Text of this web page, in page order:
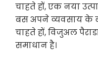
चाहते हों, एक नया
बस अपने व्यवसाय के
चाहते हों, विजुअल
समाधान है।